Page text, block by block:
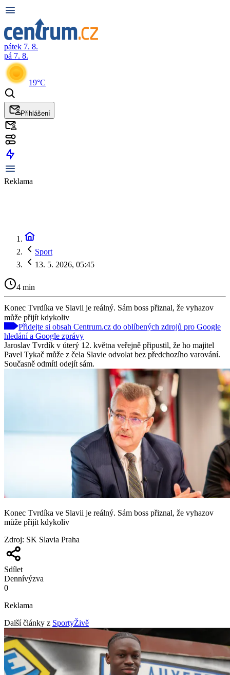
pátek 7. 8.
pá 7. 8.
19°C
Přihlášení
Reklama
Sport
13. 5. 2026, 05:45
4 min
Konec Tvrdíka ve Slavii je reálný. Sám boss přiznal, že vyhazov
může přijít kdykoliv
Přidejte si obsah Centrum.cz do oblíbených zdrojů pro Google
hledání a Google zprávy
Jaroslav Tvrdík v úterý 12. května veřejně připustil, že ho majitel
Pavel Tykač může z čela Slavie odvolat bez předchozího varování.
Současně odmítl odejít sám.
Konec Tvrdíka ve Slavii je reálný. Sám boss přiznal, že vyhazov
může přijít kdykoliv
Zdroj: SK Slavia Praha
Sdílet
Dennívýzva
0
Reklama
Další články z SportyŽivě